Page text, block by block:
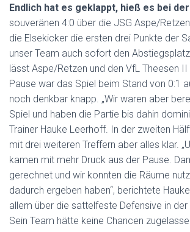
Endlich hat es geklappt, hieß es bei der
souveränen 4:0 über die JSG Aspe/
die Elsekicker die ersten drei Punkte der
unser Team auch sofort den
lässt Aspe/Retzen und den VfL Theesen II
Pause war das Spiel beim Stand von 0:1
noch denkbar knapp. „Wir waren aber
Spiel und haben die Partie bis dahin
Trainer Hauke Leerhoff. In der zweiten
mit drei weiteren Treffern aber alles klar.
kamen mit mehr Druck aus der Pause.
gerechnet und wir konnten die Räume
dadurch ergeben haben“, berichtete
allem über die sattelfeste Defensive in
Sein Team hätte keine Chancen